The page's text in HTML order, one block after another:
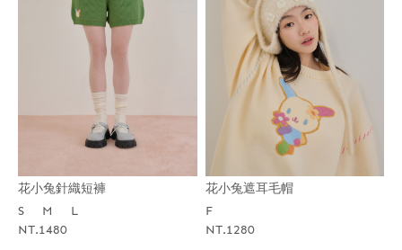
花小兔針織短褲
S
M
L
NT.1480
花小兔遮耳毛帽
F
NT.1280